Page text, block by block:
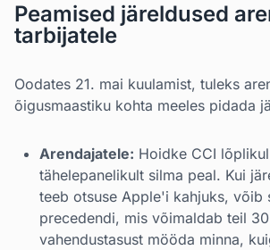
Peamised järeldused
tarbijatele
Oodates 21. mai kuulamist, tuleks
õigusmaastiku kohta meeles pidada
Arendajatele: Hoidke CCI
tähelepanelikult silma peal. Kui
teeb otsuse Apple'i kahjuks, võib
precedendi, mis võimaldab teil
vahendustasust mööda minna,